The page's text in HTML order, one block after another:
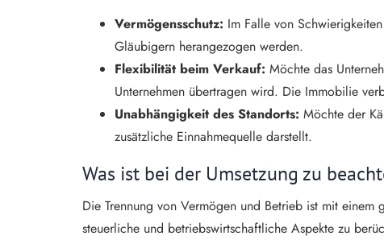
Vermögensschutz: Im Falle von
Gläubigern herangezogen werden.
Flexibilität beim Verkauf: Möchte das
Unternehmen übertragen wird. Die Immobilie
Unabhängigkeit des Standorts: Möchte der
zusätzliche Einnahmequelle darstellt.
Was ist bei der Umsetzung zu
Die Trennung von Vermögen und Betrieb ist mit
steuerliche und betriebswirtschaftliche Aspekte zu